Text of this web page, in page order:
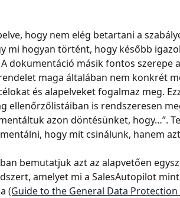
hogy nem elég betartani a
mi hogyan történt, hogy később
dokumentáció másik fontos szerepe
maga általában nem konkrét
és alapelveket fogalmaz meg.
ellenőrzőlistáiban is rendszeresen
azon döntésünket, hogy…”.
hogy mit csinálunk, hanem
bemutatjuk azt az alapvetően
amelyet mi a SalesAutopilot
(Guide to the General Data